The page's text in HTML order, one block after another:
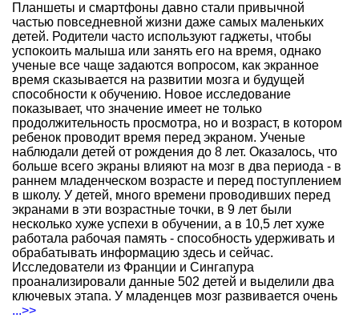
Планшеты и смартфоны давно стали привычной
частью повседневной жизни даже самых маленьких
детей. Родители часто используют гаджеты, чтобы
успокоить малыша или занять его на время, однако
ученые все чаще задаются вопросом, как экранное
время сказывается на развитии мозга и будущей
способности к обучению. Новое исследование
показывает, что значение имеет не только
продолжительность просмотра, но и возраст, в котором
ребенок проводит время перед экраном. Ученые
наблюдали детей от рождения до 8 лет. Оказалось, что
больше всего экраны влияют на мозг в два периода - в
раннем младенческом возрасте и перед поступлением
в школу. У детей, много времени проводивших перед
экранами в эти возрастные точки, в 9 лет были
несколько хуже успехи в обучении, а в 10,5 лет хуже
работала рабочая память - способность удерживать и
обрабатывать информацию здесь и сейчас.
Исследователи из Франции и Сингапура
проанализировали данные 502 детей и выделили два
ключевых этапа. У младенцев мозг развивается очень
...>>